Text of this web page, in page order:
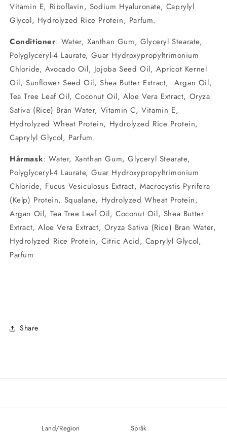
Vitamin E, Riboflavin, Sodium Hyaluronate, Caprylyl
Glycol, Hydrolyzed Rice Protein, Parfum.
Conditioner: Water, Xanthan Gum, Glyceryl Stearate,
Polyglyceryl-4 Laurate, Guar Hydroxypropyltrimonium
Chloride, Avocado Oil, Jojoba Seed Oil, Apricot Kernel
Oil, Sunflower Seed Oil, Shea Butter Extract, Argan Oil,
Tea Tree Leaf Oil, Coconut Oil, Aloe Vera Extract, Oryza
Sativa (Rice) Bran Water, Vitamin C, Vitamin E,
Hydrolyzed Wheat Protein, Hydrolyzed Rice Protein,
Caprylyl Glycol, Parfum.
Hårmask: Water, Xanthan Gum, Glyceryl Stearate,
Polyglyceryl-4 Laurate, Guar Hydroxypropyltrimonium
Chloride, Fucus Vesiculosus Extract, Macrocystis Pyrifera
(Kelp) Protein, Squalane, Hydrolyzed Wheat Protein,
Argan Oil, Tea Tree Leaf Oil, Coconut Oil, Shea Butter
Extract, Aloe Vera Extract, Oryza Sativa (Rice) Bran Water,
Hydrolyzed Rice Protein, Citric Acid, Caprylyl Glycol,
Parfum
Share
Land/Region Språk